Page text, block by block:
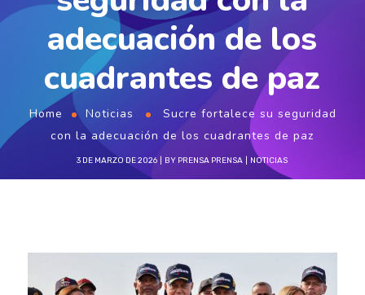
adecuación de los
cuadrantes de paz
Home Noticias
Sucre fortalece su seguridad
con la adecuación de los cuadrantes de paz
3 DE MARZO DE 2026 BY PRENSA PRENSA NOTICIAS